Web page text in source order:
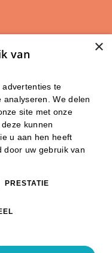
×
van
te
We delen
site met onze
kunnen
u aan hen heeft
door uw gebruik van
PRESTATIE